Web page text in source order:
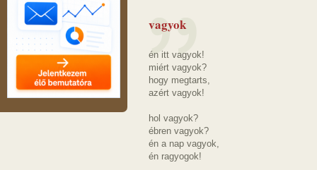
vagyok
én itt vagyok!
miért vagyok?
hogy megtarts,
azért vagyok!
hol vagyok?
ébren vagyok?
én a nap vagyok,
én ragyogok!